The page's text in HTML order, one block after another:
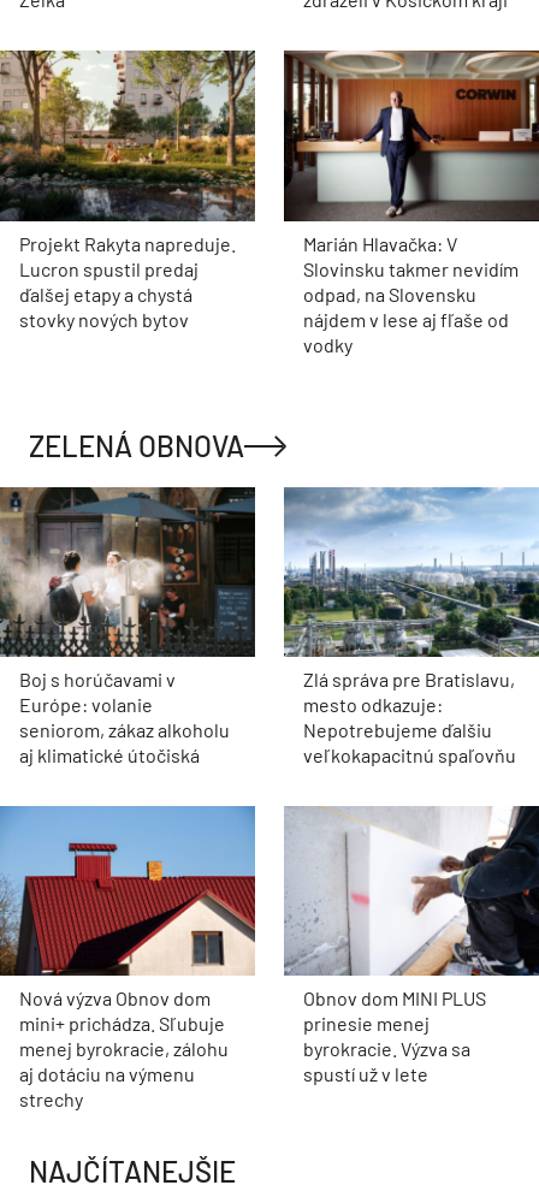
Projekt Rakyta napreduje.
Lucron spustil predaj
ďalšej etapy a chystá
stovky nových bytov
Marián Hlavačka: V
Slovinsku takmer nevidím
odpad, na Slovensku
nájdem v lese aj fľaše od
vodky
ZELENÁ OBNOVA
Boj s horúčavami v
Európe: volanie
seniorom, zákaz alkoholu
aj klimatické útočiská
Zlá správa pre Bratislavu,
mesto odkazuje:
Nepotrebujeme ďalšiu
veľkokapacitnú spaľovňu
Nová výzva Obnov dom
mini+ prichádza. Sľubuje
menej byrokracie, zálohu
aj dotáciu na výmenu
strechy
Obnov dom MINI PLUS
prinesie menej
byrokracie. Výzva sa
spustí už v lete
NAJČÍTANEJŠIE